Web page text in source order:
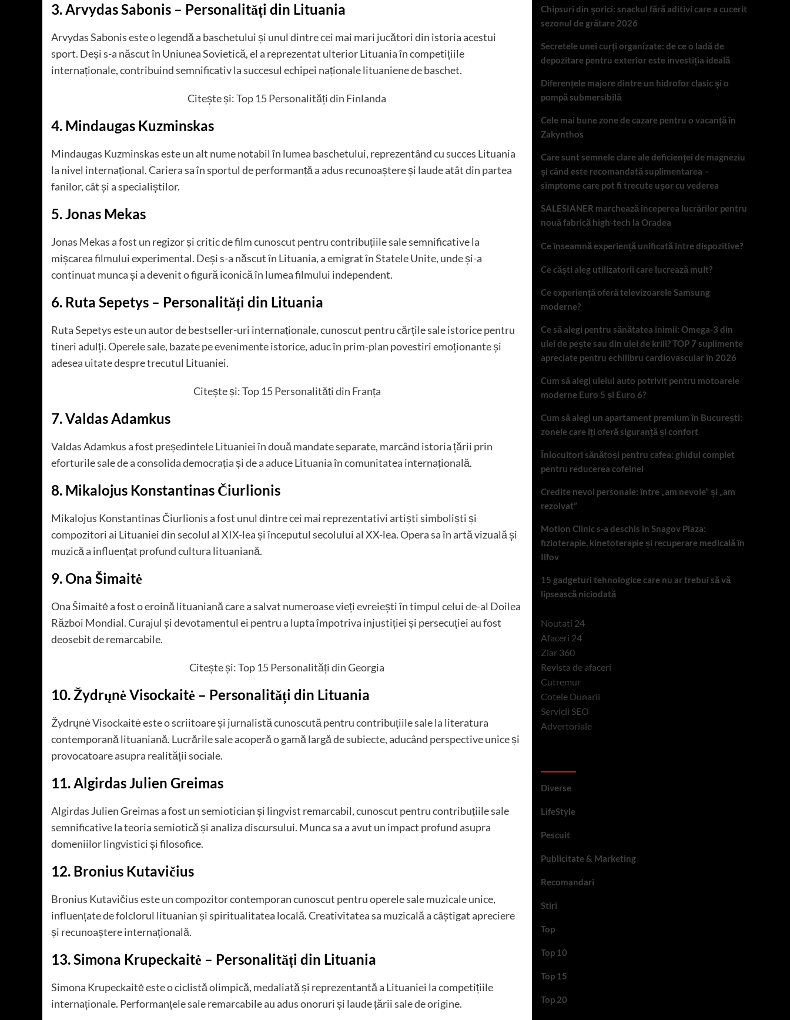
3. Arvydas Sabonis – Personalități din Lituania
Arvydas Sabonis este o legendă a baschetului și unul dintre cei mai mari jucători din istoria acestui
sport. Deși s-a născut în Uniunea Sovietică, el a reprezentat ulterior Lituania în competițiile
internaționale, contribuind semnificativ la succesul echipei naționale lituaniene de baschet.
Citește și:Top 15 Personalități din Finlanda
4. Mindaugas Kuzminskas
Mindaugas Kuzminskas este un alt nume notabil în lumea baschetului, reprezentând cu succes Lituania
la nivel internațional. Cariera sa în sportul de performanță a adus recunoaștere și laude atât din partea
fanilor, cât și a specialiștilor.
5. Jonas Mekas
Jonas Mekas a fost un regizor și critic de film cunoscut pentru contribuțiile sale semnificative la
mișcarea filmului experimental. Deși s-a născut în Lituania, a emigrat în Statele Unite, unde și-a
continuat munca și a devenit o figură iconică în lumea filmului independent.
6. Ruta Sepetys – Personalități din Lituania
Ruta Sepetys este un autor de bestseller-uri internaționale, cunoscut pentru cărțile sale istorice pentru
tineri adulți. Operele sale, bazate pe evenimente istorice, aduc în prim-plan povestiri emoționante și
adesea uitate despre trecutul Lituaniei.
Citește și:Top 15 Personalități din Franța
7. Valdas Adamkus
Valdas Adamkus a fost președintele Lituaniei în două mandate separate, marcând istoria țării prin
eforturile sale de a consolida democrația și de a aduce Lituania în comunitatea internațională.
8. Mikalojus Konstantinas Čiurlionis
Mikalojus Konstantinas Čiurlionis a fost unul dintre cei mai reprezentativi artiști simboliști și
compozitori ai Lituaniei din secolul al XIX-lea și începutul secolului al XX-lea. Opera sa în artă vizuală și
muzică a influențat profund cultura lituaniană.
9. Ona Šimaitė
Ona Šimaitė a fost o eroină lituaniană care a salvat numeroase vieți evreiești în timpul celui de-al Doilea
Război Mondial. Curajul și devotamentul ei pentru a lupta împotriva injustiției și persecuției au fost
deosebit de remarcabile.
Citește și:Top 15 Personalități din Georgia
10. Žydrųnė Visockaitė – Personalități din Lituania
Žydrųnė Visockaitė este o scriitoare și jurnalistă cunoscută pentru contribuțiile sale la literatura
contemporană lituaniană. Lucrările sale acoperă o gamă largă de subiecte, aducând perspective unice și
provocatoare asupra realității sociale.
11. Algirdas Julien Greimas
Algirdas Julien Greimas a fost un semiotician și lingvist remarcabil, cunoscut pentru contribuțiile sale
semnificative la teoria semiotică și analiza discursului. Munca sa a avut un impact profund asupra
domeniilor lingvistici și filosofice.
12. Bronius Kutavičius
Bronius Kutavičius este un compozitor contemporan cunoscut pentru operele sale muzicale unice,
influențate de folclorul lituanian și spiritualitatea locală. Creativitatea sa muzicală a câștigat apreciere
și recunoaștere internațională.
13. Simona Krupeckaitė – Personalități din Lituania
Simona Krupeckaitė este o ciclistă olimpică, medaliată și reprezentantă a Lituaniei la competițiile
internaționale. Performanțele sale remarcabile au adus onoruri și laude țării sale de origine.
Chipsuri din șorici: snackul fără aditivi care a cucerit
sezonul de grătare 2026
Secretele unei curți organizate: de ce o ladă de
depozitare pentru exterior este investiția ideală
Diferențele majore dintre un hidrofor clasic și o
pompă submersibilă
Cele mai bune zone de cazare pentru o vacanță în
Zakynthos
Care sunt semnele clare ale deficienței de magneziu
și când este recomandată suplimentarea –
simptome care pot fi trecute ușor cu vederea
SALESIANER marchează începerea lucrărilor pentru
nouă fabrică high-tech la Oradea
Ce înseamnă experiență unificată între dispozitive?
Ce căști aleg utilizatorii care lucrează mult?
Ce experiență oferă televizoarele Samsung
moderne?
Ce să alegi pentru sănătatea inimii: Omega-3 din
ulei de pește sau din ulei de krill? TOP 7 suplimente
apreciate pentru echilibru cardiovascular în 2026
Cum să alegi uleiul auto potrivit pentru motoarele
moderne Euro 5 și Euro 6?
Cum să alegi un apartament premium în București:
zonele care îți oferă siguranță și confort
Înlocuitori sănătoși pentru cafea: ghidul complet
pentru reducerea cofeinei
Credite nevoi personale: între „am nevoie” și „am
rezolvat”
Motion Clinic s-a deschis în Snagov Plaza:
fizioterapie, kinetoterapie și recuperare medicală în
Ilfov
15 gadgeturi tehnologice care nu ar trebui să vă
lipsească niciodată
Noutati 24
Afaceri 24
Ziar 360
Revista de afaceri
Cutremur
Cotele Dunarii
Servicii SEO
Advertoriale
Diverse
LifeStyle
Pescuit
Publicitate & Marketing
Recomandari
Stiri
Top
Top 10
Top 15
Top 20